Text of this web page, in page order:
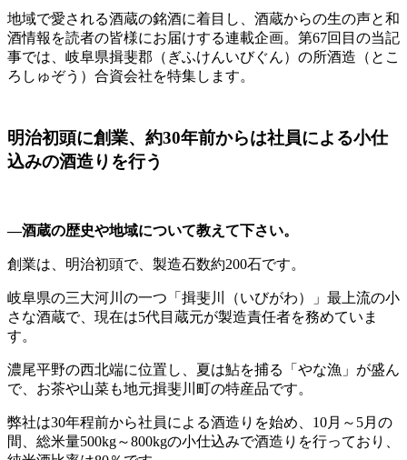
地域で愛される酒蔵の銘酒に着目し、酒蔵からの生の声と和
酒情報を読者の皆様にお届けする連載企画。第67回目の当記
事では、岐阜県揖斐郡（ぎふけんいびぐん）の所酒造（とこ
ろしゅぞう）合資会社を特集します。
明治初頭に創業、約30年前からは社員による小仕
込みの酒造りを行う
―酒蔵の歴史や地域について教えて下さい。
創業は、明治初頭で、製造石数約200石です。
岐阜県の三大河川の一つ「揖斐川（いびがわ）」最上流の小
さな酒蔵で、現在は5代目蔵元が製造責任者を務めていま
す。
濃尾平野の西北端に位置し、夏は鮎を捕る「やな漁」が盛ん
で、お茶や山菜も地元揖斐川町の特産品です。
弊社は30年程前から社員による酒造りを始め、10月～5月の
間、総米量500kg～800kgの小仕込みで酒造りを行っており、